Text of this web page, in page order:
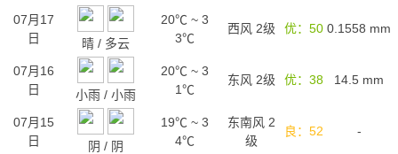
07月17
日
晴/ 多云
20℃ ~ 3
3℃
西风 2级 优：50 0.1558 mm
07月16
日
小雨/ 小雨
20℃ ~ 3
1℃
东风 2级 优：38 14.5 mm
07月15
日
阴 / 阴
19℃ ~ 3
4℃
东南风 2
级
良：52 -